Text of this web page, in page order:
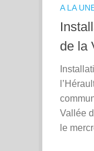
A LA
de la
Vallée
le